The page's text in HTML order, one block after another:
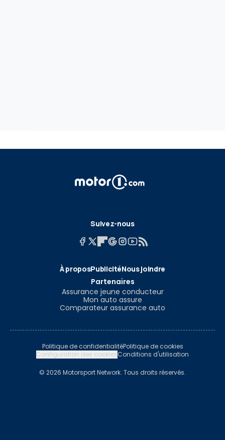
Suivez-nous
À proposPublicitéNous joindre
Partenaires
Assurance jeune conducteur
Mon auto assure
Comparateur assurance auto
Politique de confidentialitéPolitique de cookies
Configuration des cookiesConditions d'utilisation
© 2026 Motorsport Network. Tous droits réservés.